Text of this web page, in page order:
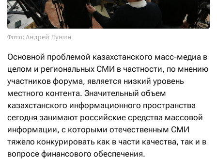
Фото: Андрей Лунин
Основной проблемой казахстанского масс-медиа в
целом и региональных СМИ в частности, по мнению
участников форума, является низкий уровень
местного контента. Значительный объем
казахстанского информационного пространства
сегодня занимают российские средства массовой
информации, с которыми отечественным СМИ
тяжело конкурировать как в части качества, так и в
вопросе финансового обеспечения.